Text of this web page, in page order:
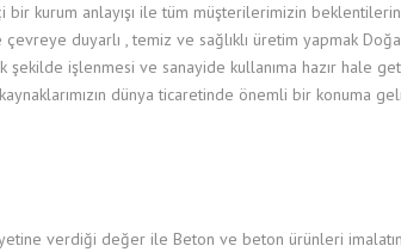
kurum anlayışı ile tüm müşterilerimizin
duyarlı , temiz ve sağlıklı üretim yapmak
şekilde işlenmesi ve sanayide kullanıma hazır hale
dünya ticaretinde önemli bir konuma
verdiği değer ile Beton ve beton ürünleri